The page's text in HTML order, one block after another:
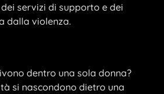
servizi di supporto e dei
dalla violenza.
dentro una sola donna?
si nascondono dietro una